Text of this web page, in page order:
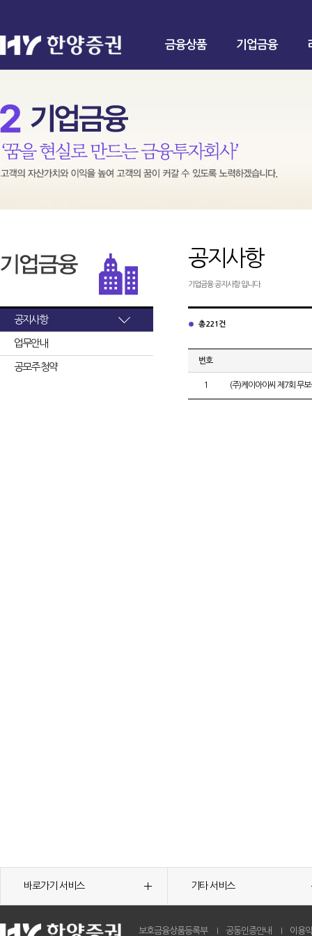
금융상품 기업금융
공지사항
업무안내
공모주 청약
공지사항
기업금융 공지사항 입니다.
총 221건
번호
1 (주)케이아이씨 제7회 무
바로가기 서비스 기타 서비스
보호금융상품등록부 공동인증안내 이용